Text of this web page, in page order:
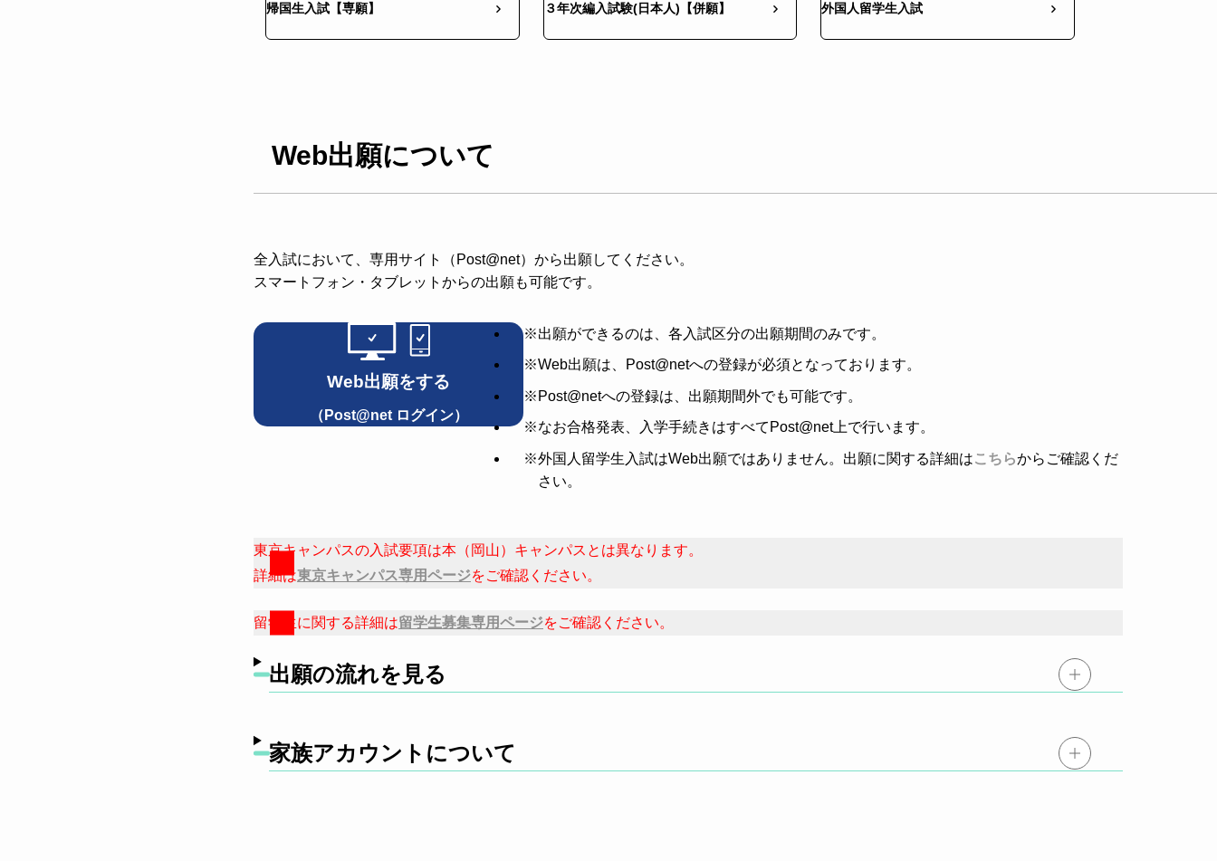
帰国生入試【専願】 ３年次編入試験(日本人)【併願】 外国人留学生入試
Web出願について
全入試において、専用サイト（Post@net）から出願してください。
スマートフォン・タブレットからの出願も可能です。
Web出願をする
（Post@net ログイン）
※出願ができるのは、各入試区分の出願期間のみです。
※Web出願は、Post@netへの登録が必須となっております。
※Post@netへの登録は、出願期間外でも可能です。
※なお合格発表、入学手続きはすべてPost@net上で行います。
※外国人留学生入試はWeb出願ではありません。出願に関する詳細はこちらからご確認くだ
さい。
東京キャンパスの入試要項は本（岡山）キャンパスとは異なります。
詳細は東京キャンパス専用ページをご確認ください。
留学生に関する詳細は留学生募集専用ページをご確認ください。
出願の流れを見る
家族アカウントについて